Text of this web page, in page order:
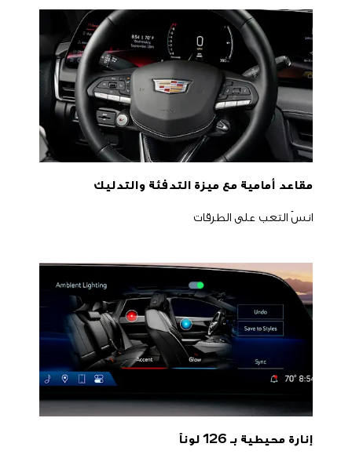
مقاعد أمامية مع ميزة التدفئة والتدليك
انسَ التعب على الطرقات
إنارة محيطية بـ 126 لوناً